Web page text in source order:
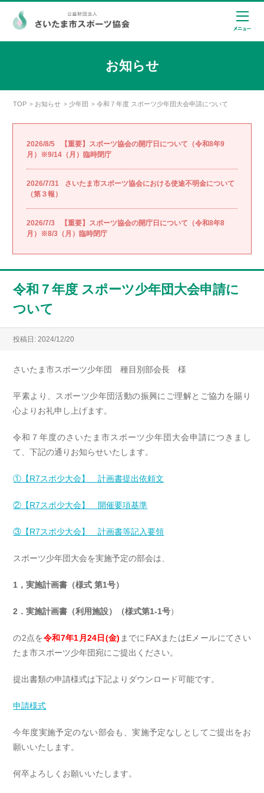
お知らせ
TOP > お知らせ > 少年団 >令和７年度 スポーツ少年団大会申請について
2026/8/5
【重要】スポーツ協会の開庁日について（令和8年9
月）※9/14（月）臨時閉庁
2026/7/31
さいたま市スポーツ協会における使途不明金について
（第３報）
2026/7/3
【重要】スポーツ協会の開庁日について（令和8年8
月）※8/3（月）臨時閉庁
令和７年度 スポーツ少年団大会申請に
ついて
投稿日: 2024/12/20
さいたま市スポーツ少年団 種目別部会長 様
平素より、スポーツ少年団活動の振興にご理解とご協力を賜り
心よりお礼申し上げます。
令和７年度のさいたま市スポーツ少年団大会申請につきまし
て、下記の通りお知らせいたします。
①【R7スポ少大会】 計画書提出依頼文
②【R7スポ少大会】 開催要項基準
③【R7スポ少大会】 計画書等記入要領
スポーツ少年団大会を実施予定の部会は、
1，実施計画書（様式 第1号）
2．実施計画書（利用施設）（様式第1-1号）
の2点を令和7年1月24日(金) までにFAXまたはEメールにてさい
たま市スポーツ少年団宛にご提出ください。
提出書類の申請様式は下記よりダウンロード可能です。
申請様式
今年度実施予定のない部会も、実施予定なしとしてご提出をお
願いいたします。
何卒よろしくお願いいたします。